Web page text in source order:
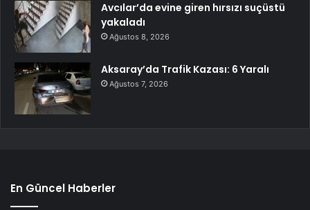
Avcılar’da evine giren hırsızı suçüstü
yakaladı
Ağustos 8, 2026
Aksaray’da Trafik Kazası: 6 Yaralı
Ağustos 7, 2026
En Güncel Haberler